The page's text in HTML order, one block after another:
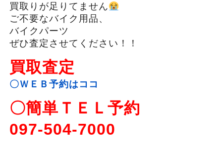
買取りが足りてません
ご不要なバイク用品、
バイクパーツ
ぜひ査定させてください！！
買取査定
〇ＷＥＢ予約はココ
〇簡単ＴＥＬ予約
097-504-7000